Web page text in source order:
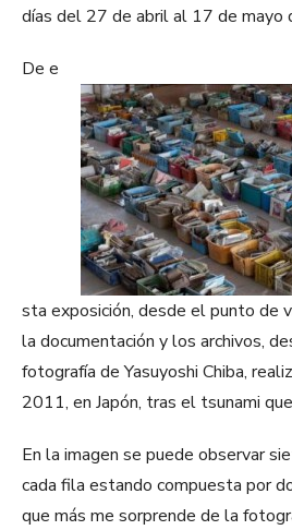
días del 27 de abril al 17 de mayo
De e
sta exposición, desde el punto de
la documentación y los archivos,
fotografía de Yasuyoshi Chiba,
2011, en Japón, tras el tsunami
En la imagen se puede observar
cada fila estando compuesta por
que más me sorprende de la